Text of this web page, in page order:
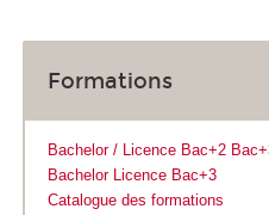
Formations
Bachelor / Licence Bac+2
Bachelor Licence Bac+3
Catalogue des formations